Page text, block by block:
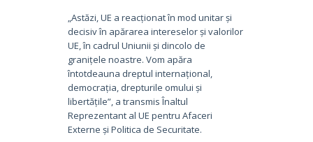
„Astăzi, UE a reacționat în mod unitar și
decisiv în apărarea intereselor și valorilor
UE, în cadrul Uniunii și dincolo de
granițele noastre. Vom apăra
întotdeauna dreptul internațional,
democrația, drepturile omului și
libertățile”, a transmis Înaltul
Reprezentant al UE pentru Afaceri
Externe și Politica de Securitate.